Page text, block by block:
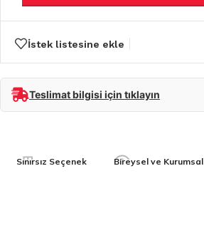
İstek listesine ekle
Teslimat bilgisi için tıklayın
Sınırsız Seçenek Bireysel ve Kurumsal